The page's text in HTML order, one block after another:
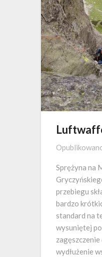
Sprężyna na
przebiegu
bardzo
standard na
wysuniętej
wydłużenie